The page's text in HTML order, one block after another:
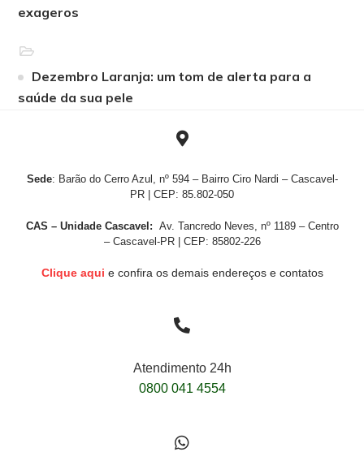
exageros
Dezembro Laranja: um tom de alerta para a
saúde da sua pele
Sede: Barão do Cerro Azul, nº 594 – Bairro Ciro Nardi – Cascavel-
PR | CEP: 85.802-050
CAS – Unidade Cascavel: Av. Tancredo Neves, nº 1189 – Centro
– Cascavel-PR | CEP: 85802-226
Clique aqui e confira os demais endereços e contatos
Atendimento 24h
0800 041 4554